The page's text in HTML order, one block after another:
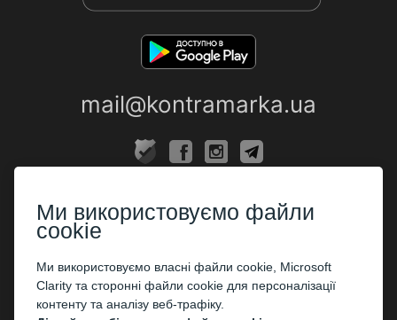
mail@kontramarka.ua
Каси
ПАРТНЕРАМ
Організаторам
Ми використовуємо файли
cookie
Ми використовуємо власні файли cookie, Microsoft
Clarity та сторонні файли cookie для персоналізації
контенту та аналізу веб-трафіку.